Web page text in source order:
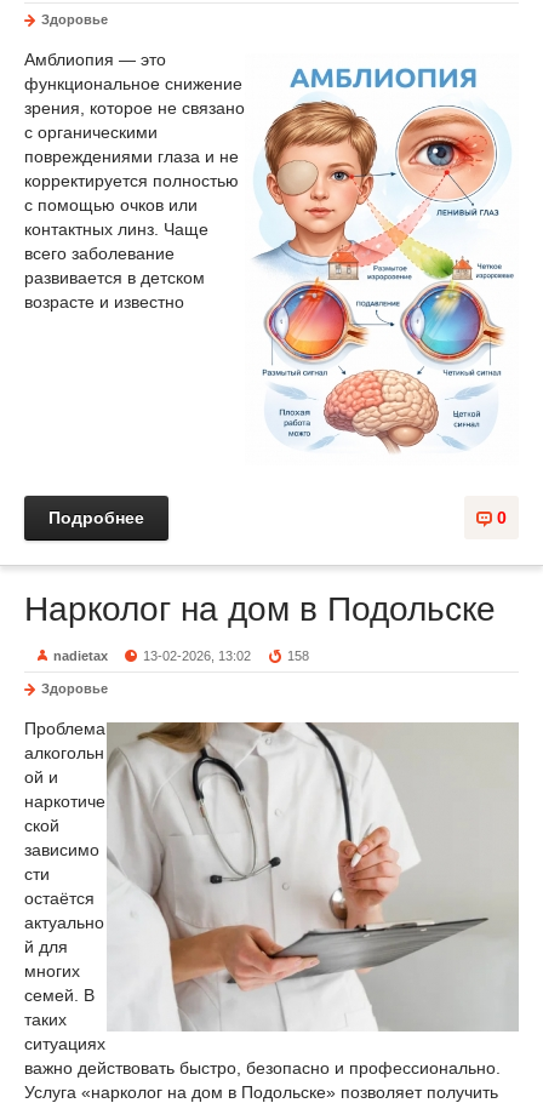
Здоровье
Амблиопия — это
функциональное снижение
зрения, которое не связано
с органическими
повреждениями глаза и не
корректируется полностью
с помощью очков или
контактных линз. Чаще
всего заболевание
развивается в детском
возрасте и известно
0
Подробнее
Нарколог на дом в Подольске
nadietax 13-02-2026, 13:02 158
Здоровье
Проблема
алкогольн
ой и
наркотиче
ской
зависимо
сти
остаётся
актуально
й для
многих
семей. В
таких
ситуациях
важно действовать быстро, безопасно и профессионально.
Услуга «нарколог на дом в Подольске» позволяет получить